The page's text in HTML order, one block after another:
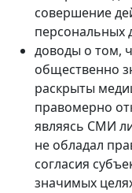
совершение
персональных
доводы о том,
общественно
раскрыты
правомерно
являясь СМИ
не обладал
согласия
значимых